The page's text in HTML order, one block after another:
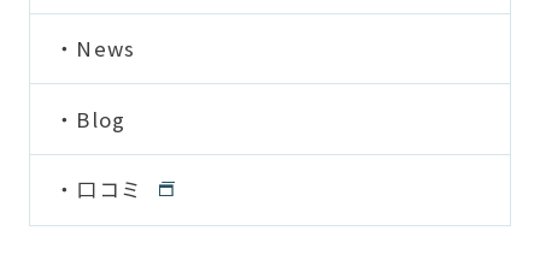
News
Blog
口コミ